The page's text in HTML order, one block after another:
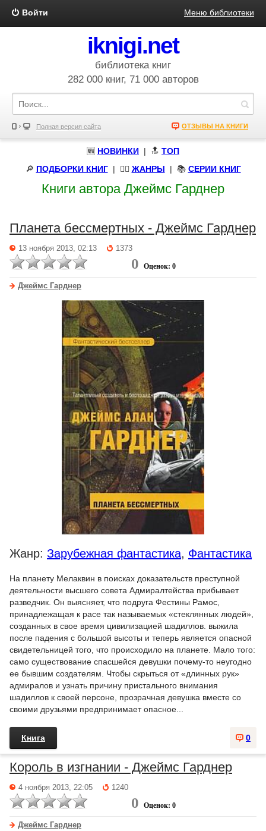
Войти Меню библиотеки
iknigi.net
библиотека книг
282 000 книг, 71 000 авторов
Полная версия сайта ОТЗЫВЫ НА КНИГИ
🆕 НОВИНКИ | 🔝 ТОП
🔎 ПОДБОРКИ КНИГ| 🧝‍♀️ ЖАНРЫ | 📚 СЕРИИ КНИГ
Книги автора Джеймс Гарднер
Планета бессмертных - Джеймс Гарднер
13 ноября 2013, 02:13 1373
0 Оценок: 0
Джеймс Гарднер
Жанр: Зарубежная фантастика, Фантастика
На планету Мелаквин в поисках доказательств преступной
деятельности высшего совета Адмиралтейства прибывает
разведчик. Он выясняет, что подруга Фестины Рамос,
принадлежащая к расе так называемых «стеклянных людей»,
созданных в свое время цивилизацией шадиллов. выжила
после падения с большой высоты и теперь является опасной
свидетельницей того, что происходило на планете. Мало того:
само существование спасшейся девушки почему-то неугодно
ее бывшим создателям. Чтобы скрыться от «длинных рук»
адмиралов и узнать причину пристального внимания
шадиллов к своей персоне, прозрачная девушка вместе со
своими друзьями предпринимает опасное...
0
Книга
Король в изгнании - Джеймс Гарднер
4 ноября 2013, 22:05 1240
0 Оценок: 0
Джеймс Гарднер